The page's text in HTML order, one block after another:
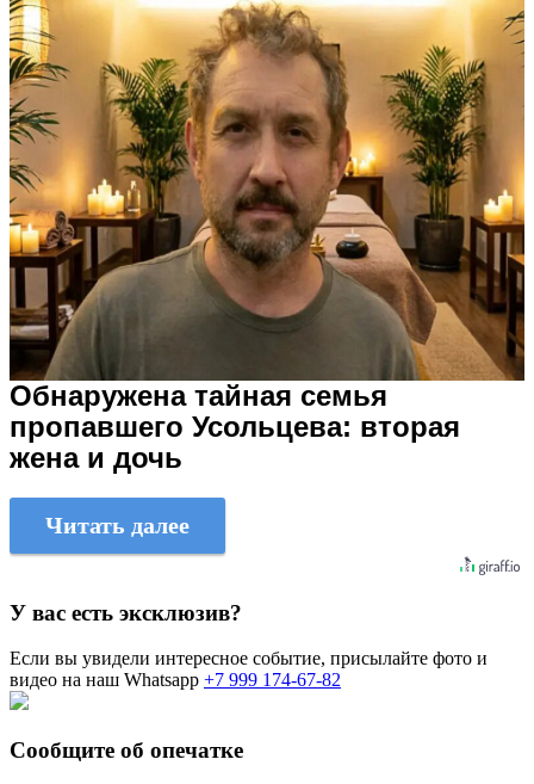
Обнаружена тайная семья
пропавшего Усольцева: вторая
жена и дочь
Читать далее
У вас есть эксклюзив?
Если вы увидели интересное событие, присылайте фото и
видео на наш Whatsapp +7 999 174-67-82
Сообщите об опечатке